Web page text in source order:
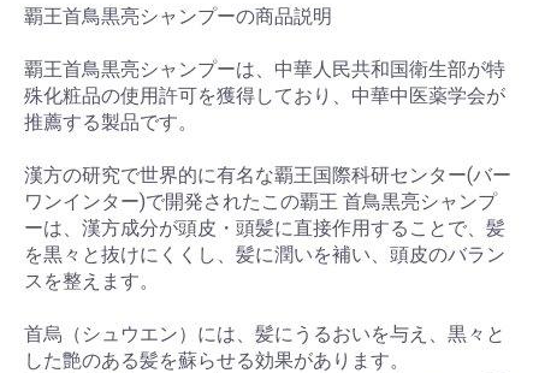
覇王首鳥黒亮シャンプーの商品説明
覇王首鳥黒亮シャンプーは、中華人民共和国衛生部が特
殊化粧品の使用許可を獲得しており、中華中医薬学会が
推薦する製品です。
漢方の研究で世界的に有名な覇王国際科研センター(バー
ワンインター)で開発されたこの覇王 首鳥黒亮シャンプ
ーは、漢方成分が頭皮・頭髪に直接作用することで、髪
を黒々と抜けにくくし、髪に潤いを補い、頭皮のバラン
スを整えます。
首烏（シュウエン）には、髪にうるおいを与え、黒々と
した艶のある髪を蘇らせる効果があります。